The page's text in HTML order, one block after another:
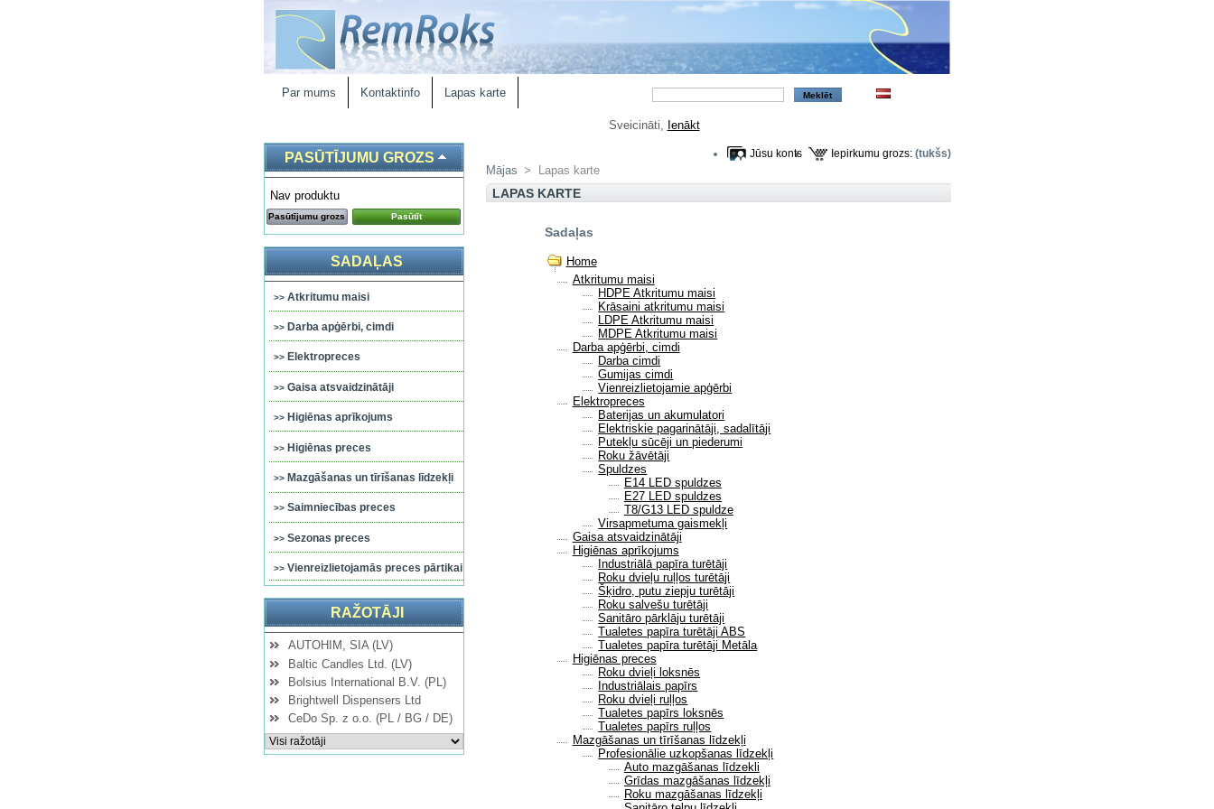
Par mums Kontaktinfo Lapas karte
Sveicināti, Ienākt
Iepirkumu grozs: (tukšs)
Jūsu konts
PASŪTĪJUMU GROZS
Nav produktu
Pasūtījumu grozs Pasūtīt
SADAĻAS
Atkritumu maisi
Darba apģērbi, cimdi
Elektropreces
Gaisa atsvaidzinātāji
Higiēnas aprīkojums
Higiēnas preces
Mazgāšanas un tīrīšanas līdzekļi
Saimniecības preces
Sezonas preces
Vienreizlietojamās preces pārtikai
RAŽOTĀJI
AUTOHIM, SIA (LV)
Baltic Candles Ltd. (LV)
Bolsius International B.V. (PL)
Brightwell Dispensers Ltd
CeDo Sp. z o.o. (PL / BG / DE)
Mājas > Lapas karte
LAPAS KARTE
Sadaļas
Home
Atkritumu maisi
HDPE Atkritumu maisi
Krāsaini atkritumu maisi
LDPE Atkritumu maisi
MDPE Atkritumu maisi
Darba apģērbi, cimdi
Darba cimdi
Gumijas cimdi
Vienreizlietojamie apģērbi
Elektropreces
Baterijas un akumulatori
Elektriskie pagarinātāji, sadalītāji
Putekļu sūcēji un piederumi
Roku žāvētāji
Spuldzes
E14 LED spuldzes
E27 LED spuldzes
T8/G13 LED spuldze
Virsapmetuma gaismekļi
Gaisa atsvaidzinātāji
Higiēnas aprīkojums
Industriālā papīra turētāji
Roku dvieļu ruļļos turētāji
Šķidro, putu ziepju turētāji
Roku salvešu turētāji
Sanitāro pārklāju turētāji
Tualetes papīra turētāji ABS
Tualetes papīra turētāji Metāla
Higiēnas preces
Roku dvieļi loksnēs
Industriālais papīrs
Roku dvieļi ruļļos
Tualetes papīrs loksnēs
Tualetes papīrs ruļļos
Mazgāšanas un tīrīšanas līdzekļi
Profesionālie uzkopšanas līdzekļi
Auto mazgāšanas līdzekli
Grīdas mazgāšanas līdzekļi
Roku mazgāšanas līdzekļi